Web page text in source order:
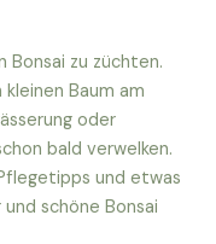
Bonsai zu züchten.
Baum am
oder
bald verwelken.
und etwas
schöne Bonsai